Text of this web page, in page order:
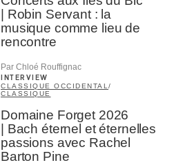
| Robin Servant : la
musique comme lieu de
rencontre
Par Chloé Rouffignac
INTERVIEW
CLASSIQUE OCCIDENTAL /
CLASSIQUE
Domaine Forget 2026
| Bach éternel et éternelles
passions avec Rachel
Barton Pine